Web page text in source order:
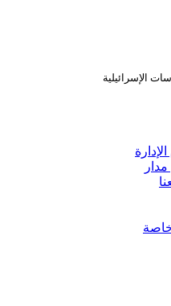
الإسرائيلية
خاصة